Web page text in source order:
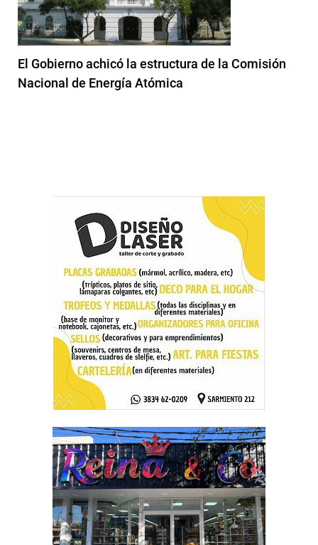
El Gobierno achicó la estructura de la Comisión
Nacional de Energía Atómica